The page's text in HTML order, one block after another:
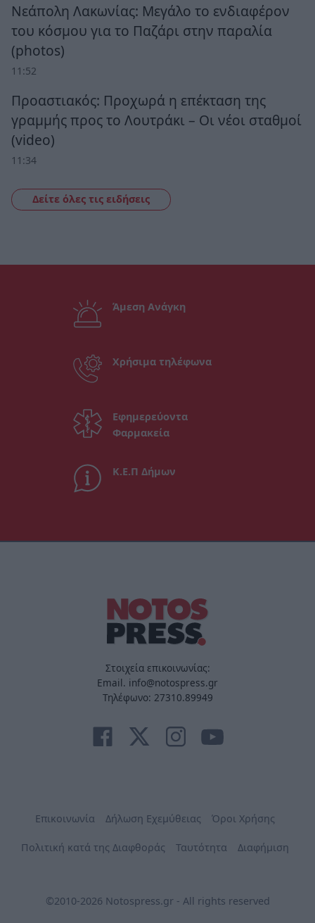
Νεάπολη Λακωνίας: Μεγάλο το ενδιαφέρον
του κόσμου για το Παζάρι στην παραλία
(photos)
11:52
Προαστιακός: Προχωρά η επέκταση της
γραμμής προς το Λουτράκι – Οι νέοι σταθμοί
(video)
11:34
Δείτε όλες τις ειδήσεις
Άμεση Ανάγκη
Χρήσιμα τηλέφωνα
Εφημερεύοντα
Φαρμακεία
Κ.Ε.Π Δήμων
Στοιχεία επικοινωνίας:
Email. info@notospress.gr
Τηλέφωνο: 27310.89949
Επικοινωνία Δήλωση Εχεμύθειας Όροι Χρήσης
Πολιτική κατά της Διαφθοράς Ταυτότητα Διαφήμιση
©2010-2026 Notospress.gr - All rights reserved